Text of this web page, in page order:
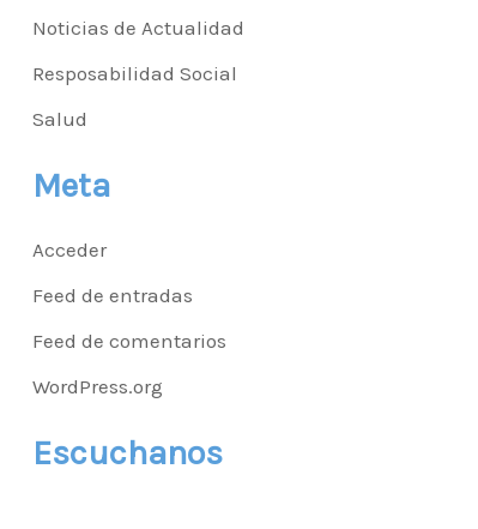
Noticias de Actualidad
Resposabilidad Social
Salud
Meta
Acceder
Feed de entradas
Feed de comentarios
WordPress.org
Escuchanos